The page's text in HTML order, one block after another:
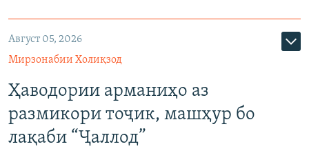
Август 05, 2026
Мирзонабии Холиқзод
Ҳаводории арманиҳо аз
размикори тоҷик, машҳур бо
лақаби “Ҷаллод”